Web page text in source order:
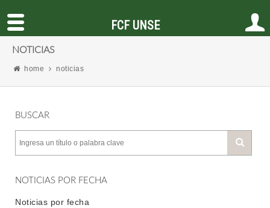
NOTICIAS
home noticias
BUSCAR
NOTICIAS POR FECHA
Noticias por fecha
FCF UNSE